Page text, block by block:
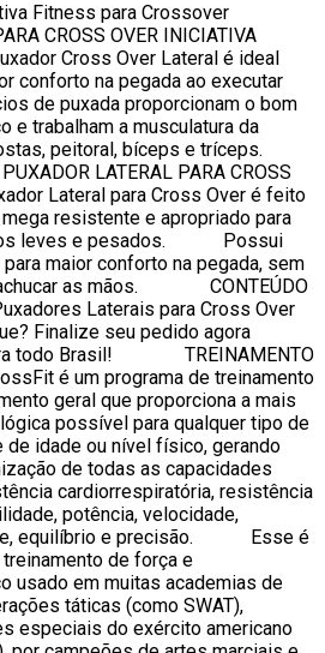
Fitness para Crossover
CROSS OVER INICIATIVA
Cross Over Lateral é ideal
conforto na pegada ao executar
de puxada proporcionam o bom
e trabalham a musculatura da
peitoral, bíceps e tríceps.
LATERAL PARA CROSS
para Cross Over é feito
resistente e apropriado para
leves e pesados. Possui
maior conforto na pegada, sem
as mãos. CONTEÚDO
Laterais para Cross Over
Finalize seu pedido agora
todo Brasil! TREINAMENTO
é um programa de treinamento
geral que proporciona a mais
possível para qualquer tipo de
de idade ou nível físico, gerando
de todas as capacidades
cardiorrespiratória, resistência
potência, velocidade,
equilíbrio e precisão. Esse é
de força e
usado em muitas academias de
táticas (como SWAT),
especiais do exército americano